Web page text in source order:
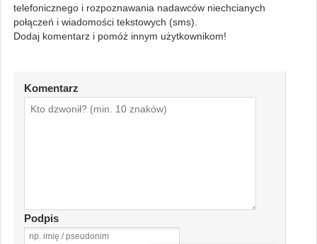
telefonicznego i rozpoznawania nadawców niechcianych
połączeń i wiadomości tekstowych (sms).
Dodaj komentarz i pomóż innym użytkownikom!
Komentarz
Podpis